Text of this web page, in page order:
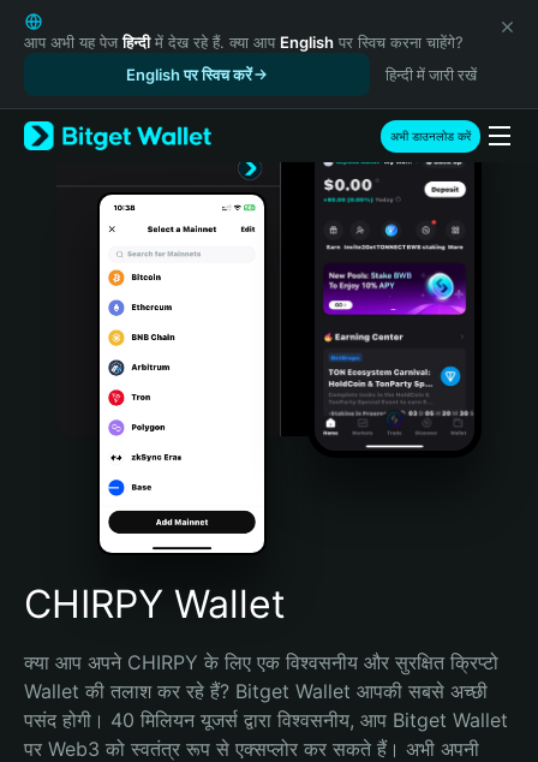
English
日本語
Русский
Español (Latinoamérica)
Türkçe
Português (Portugal)
Bahasa Indonesia
Português (Brasil)
Español (Argentina)
आप अभी यह पेजहिन्दीमें देख रहे हैं. क्या आप English पर स्विच करना चाहेंगे?
English पर स्विच करें
हिन्दी में जारी रखें
अभी डाउनलोड करें
CHIRPY Wallet
क्या आप अपने CHIRPY के लिए एक विश्वसनीय और सुरक्षित क्रिप्टो
Wallet की तलाश कर रहे हैं? Bitget Wallet आपकी सबसे अच्छी
पसंद होगी। 40 मिलियन यूजर्स द्वारा विश्वसनीय, आप Bitget Wallet
पर Web3 को स्वतंत्र रूप से एक्सप्लोर कर सकते हैं। अभी अपनी